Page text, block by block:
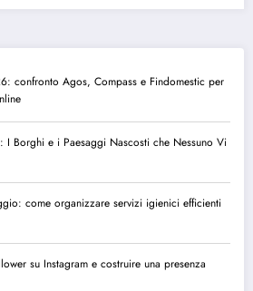
confronto Agos, Compass e Findomestic per
I Borghi e i Paesaggi Nascosti che Nessuno Vi
come organizzare servizi igienici efficienti
su Instagram e costruire una presenza